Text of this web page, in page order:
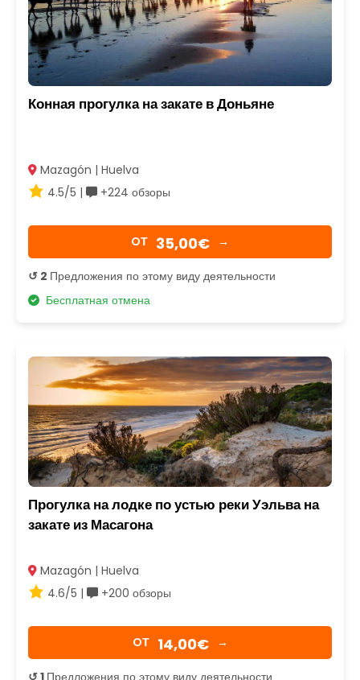
Конная прогулка на закате в Доньяне
Mazagón | Huelva
4.5/5 |
+224 обзоры
OТ 35,00€ →
↺ 2 Предложения по этому виду деятельности
Бесплатная отмена
Прогулка на лодке по устью реки Уэльва на
закате из Масагона
Mazagón | Huelva
4.6/5 |
+200 обзоры
OТ 14,00€ →
↺ 1 Предложения по этому виду деятельности